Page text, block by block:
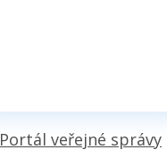
Portál veřejné správy